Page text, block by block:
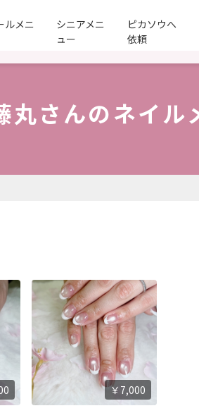
ルメニ
シニアメニ
ュー
ピカソウへ
依頼
丸さんのネイル
￥7,000